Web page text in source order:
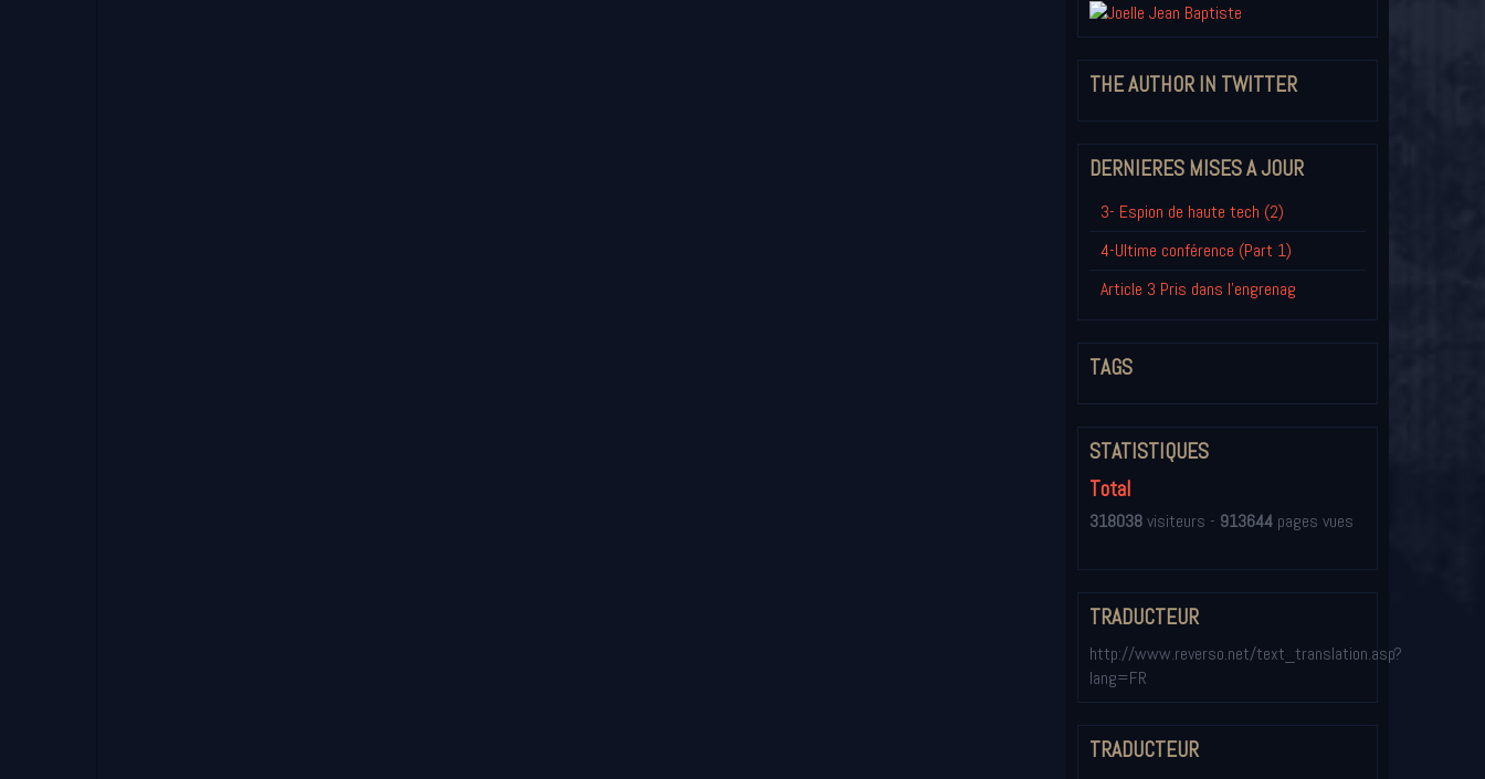
THE AUTHOR IN TWITTER
DERNIERES MISES A JOUR
3- Espion de haute tech (2)
4-Ultime conférence (Part 1)
Article 3 Pris dans l'engrenag
TAGS
STATISTIQUES
Total
318038visiteurs - 913644pages vues
TRADUCTEUR
http://www.reverso.net/text_translation.asp?
lang=FR
TRADUCTEUR